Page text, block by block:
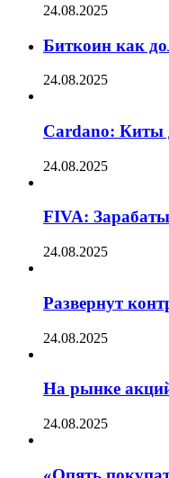
24.08.2025
Биткоин как
24.08.2025
Cardano: Киты
24.08.2025
FIVA:
24.08.2025
Развернут
24.08.2025
На рынке
24.08.2025